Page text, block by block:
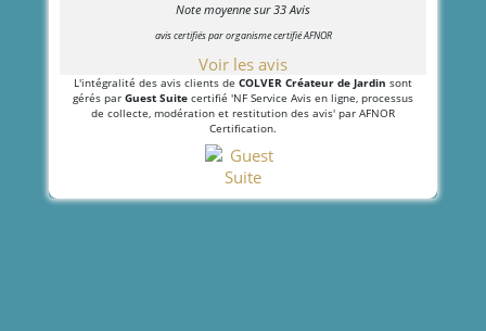
Note moyenne sur33Avis
avis certifiés par organisme certifié AFNOR
Voir les avis
L'intégralité des avis clients de COLVER Créateur de Jardin sont
gérés par Guest Suite certifié 'NF Service Avis en ligne, processus
de collecte, modération et restitution des avis' par AFNOR
Certification.